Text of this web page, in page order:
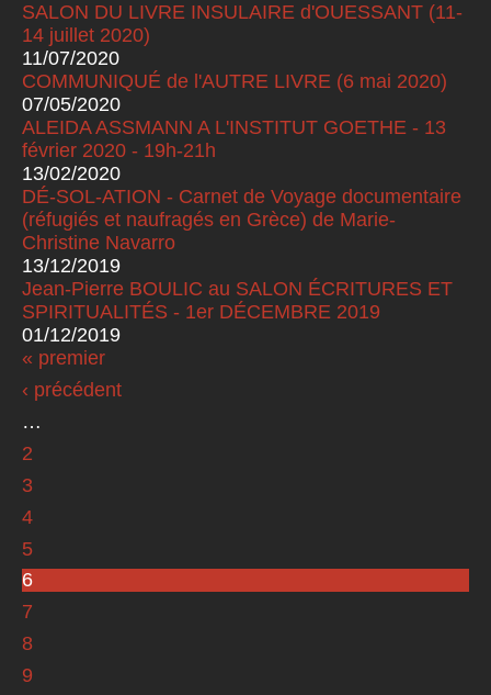
SALON DU LIVRE INSULAIRE d'OUESSANT (11-
14 juillet 2020)
11/07/2020
COMMUNIQUÉ de l'AUTRE LIVRE (6 mai 2020)
07/05/2020
ALEIDA ASSMANN A L'INSTITUT GOETHE - 13
février 2020 - 19h-21h
13/02/2020
DÉ-SOL-ATION - Carnet de Voyage documentaire
(réfugiés et naufragés en Grèce) de Marie-
Christine Navarro
13/12/2019
Jean-Pierre BOULIC au SALON ÉCRITURES ET
SPIRITUALITÉS - 1er DÉCEMBRE 2019
01/12/2019
Pages
« premier
‹ précédent
…
2
3
4
5
6
7
8
9